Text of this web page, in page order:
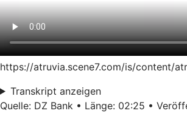
https://atruvia.scene7.com/is/content/
Transkript anzeigen
Quelle: DZ Bank • Länge: 02:25 •